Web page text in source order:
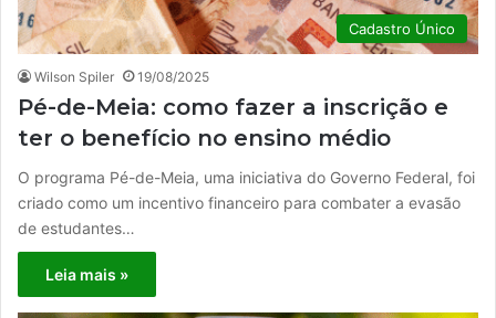
Cadastro Único
Wilson Spiler 19/08/2025
Pé-de-Meia: como fazer a inscrição e
ter o benefício no ensino médio
O programa Pé-de-Meia, uma iniciativa do Governo Federal, foi
criado como um incentivo financeiro para combater a evasão
de estudantes…
Leia mais »